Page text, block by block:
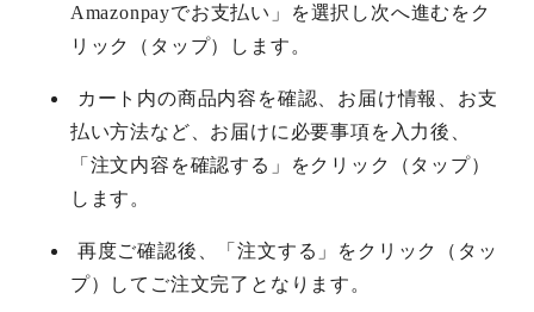
Amazonpayでお支払い」を選択し次へ進むをク
リック（タップ）します。
カート内の商品内容を確認、お届け情報、お支
払い方法など、お届けに必要事項を入力後、
「注文内容を確認する」をクリック（タップ）
します。
再度ご確認後、「注文する」をクリック（タッ
プ）してご注文完了となります。